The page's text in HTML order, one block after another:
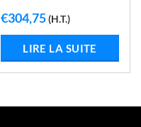
€304,75(H.T.)
LIRE LA SUITE